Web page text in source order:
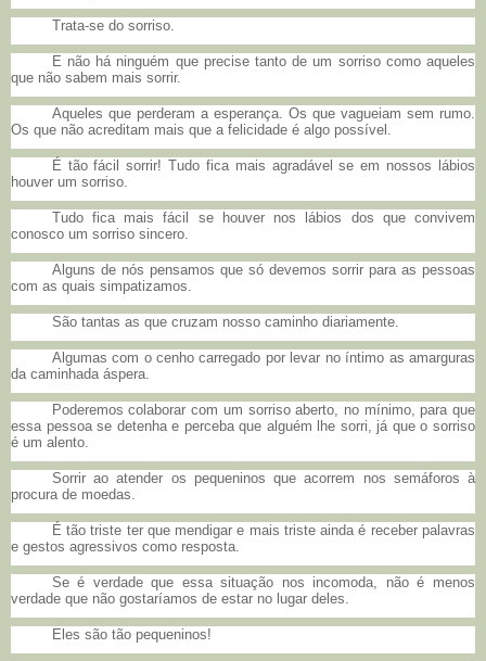
Trata-se do sorriso.
E não há ninguém que precise tanto de um sorriso como aqueles
que não sabem mais sorrir.
Aqueles que perderam a esperança. Os que vagueiam sem rumo.
Os que não acreditam mais que a felicidade é algo possível.
É tão fácil sorrir! Tudo fica mais agradável se em nossos lábios
houver um sorriso.
Tudo fica mais fácil se houver nos lábios dos que convivem
conosco um sorriso sincero.
Alguns de nós pensamos que só devemos sorrir para as pessoas
com as quais simpatizamos.
São tantas as que cruzam nosso caminho diariamente.
Algumas com o cenho carregado por levar no íntimo as amarguras
da caminhada áspera.
Poderemos colaborar com um sorriso aberto, no mínimo, para que
essa pessoa se detenha e perceba que alguém lhe sorri, já que o sorriso
é um alento.
Sorrir ao atender os pequeninos que acorrem nos semáforos à
procura de moedas.
É tão triste ter que mendigar e mais triste ainda é receber palavras
e gestos agressivos como resposta.
Se é verdade que essa situação nos incomoda, não é menos
verdade que não gostaríamos de estar no lugar deles.
Eles são tão pequeninos!